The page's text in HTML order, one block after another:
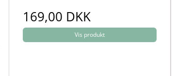
169,00 DKK
Vis produkt